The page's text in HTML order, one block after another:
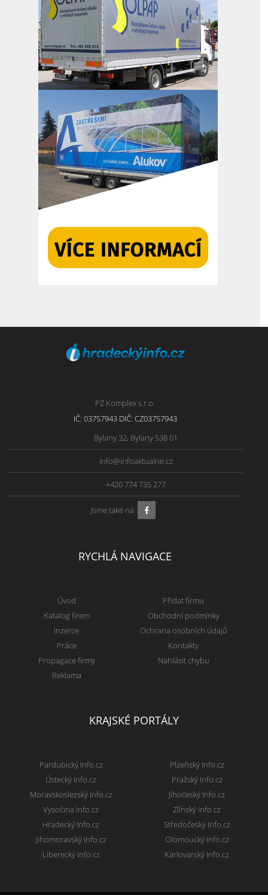
PZ Komplex s.r.o.
IČ: 03757943 DIČ: CZ03757943
Bylany 32, Bylany 538 01
info@infoaktualne.cz
+420 774 735 277
Jsme také na
RYCHLÁ NAVIGACE
Úvod
Katalog firem
Inzerce
Práce
Propagace firmy
Reklama
Přidat firmu
Obchodní podmínky
Ochrana osobních údajů
Kontakty
Nahlásit chybu
KRAJSKÉ PORTÁLY
Pardubický Info.cz
Ústecký Info.cz
Moravskoslezský Info.cz
Vysočina Info.cz
Hradecký Info.cz
Jihomoravský Info.cz
Liberecký Info.cz
Plzeňský Info.cz
Pražský Info.cz
Jihočeský Info.cz
Zlínský Info.cz
Středočeský Info.cz
Olomoucký Info.cz
Karlovarský Info.cz